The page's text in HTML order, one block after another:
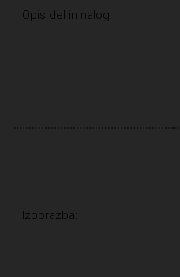
Opis del in nalog:
Izobrazba: